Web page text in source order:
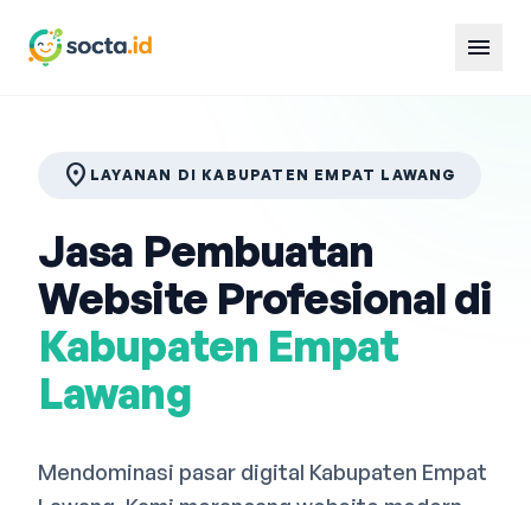
menu
location_on LAYANAN DI KABUPATEN EMPAT LAWANG
Jasa Pembuatan
Website Profesional di
Kabupaten Empat
Lawang
Mendominasi pasar digital Kabupaten Empat